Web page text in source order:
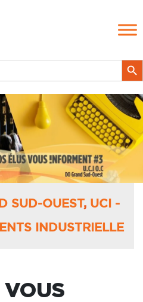
Search
SUD-OUEST , UCI -
INDUSTRIELLE